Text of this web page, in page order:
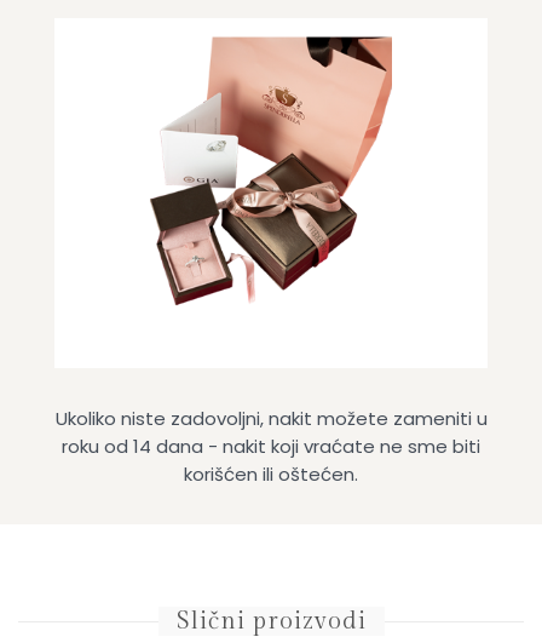
Ukoliko niste zadovoljni, nakit možete zameniti u
roku od 14 dana - nakit koji vraćate ne sme biti
korišćen ili oštećen.
Slični proizvodi